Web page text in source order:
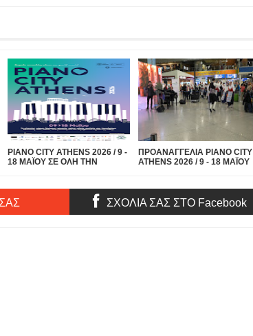
PIANO CITY ATHENS 2026 / 9 -
18 ΜΑΪΟΥ ΣΕ ΟΛΗ ΤΗΝ
ΠΡΟΑΝΑΓΓΕΛΙΑ PIANO CITY
ATHENS 2026 / 9 - 18 ΜΑΪΟΥ
σε μια μεγάλη σκηνή
αφιερωμένη στο πιάνο!
ΣΧΟΛΙΑ ΣΑΣ ΣΤΟ Facebook